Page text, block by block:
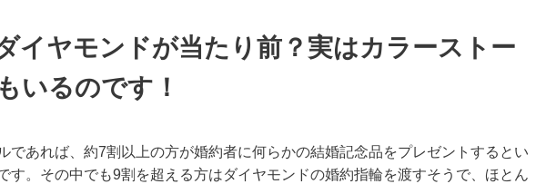
イヤモンドが当たり前？実はカラーストー
いるのです！
であれば、約7割以上の方が婚約者に何らかの結婚記念品をプレゼントするとい
す。その中でも9割を超える方はダイヤモンドの婚約指輪を渡すそうで、ほとん